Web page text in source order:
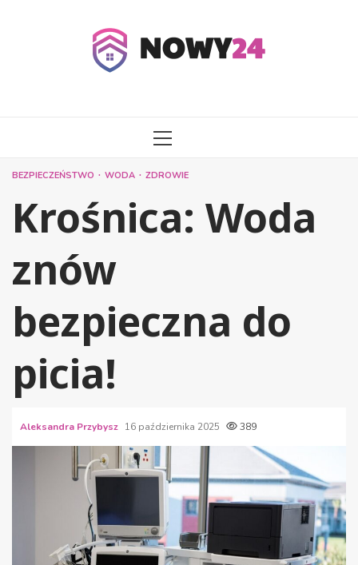
MENU
BEZPIECZEŃSTWO WODA ZDROWIE
Krośnica: Woda
znów
bezpieczna do
picia!
Aleksandra Przybysz 16 października 2025 389